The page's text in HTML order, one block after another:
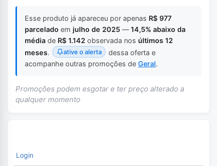
Esse produto já apareceu por apenas R$ 977
parcelado em julho de 2025 —14,5% abaixo da
média de R$ 1.142 observada nos últimos 12
meses. ative o alerta
dessa oferta e
acompanhe outras promoções de Geral.
Promoções podem esgotar e ter preço alterado a
qualquer momento
Login